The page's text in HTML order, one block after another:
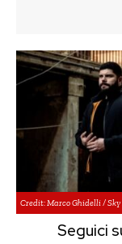
Credit: Marco Ghidelli /
Seguici